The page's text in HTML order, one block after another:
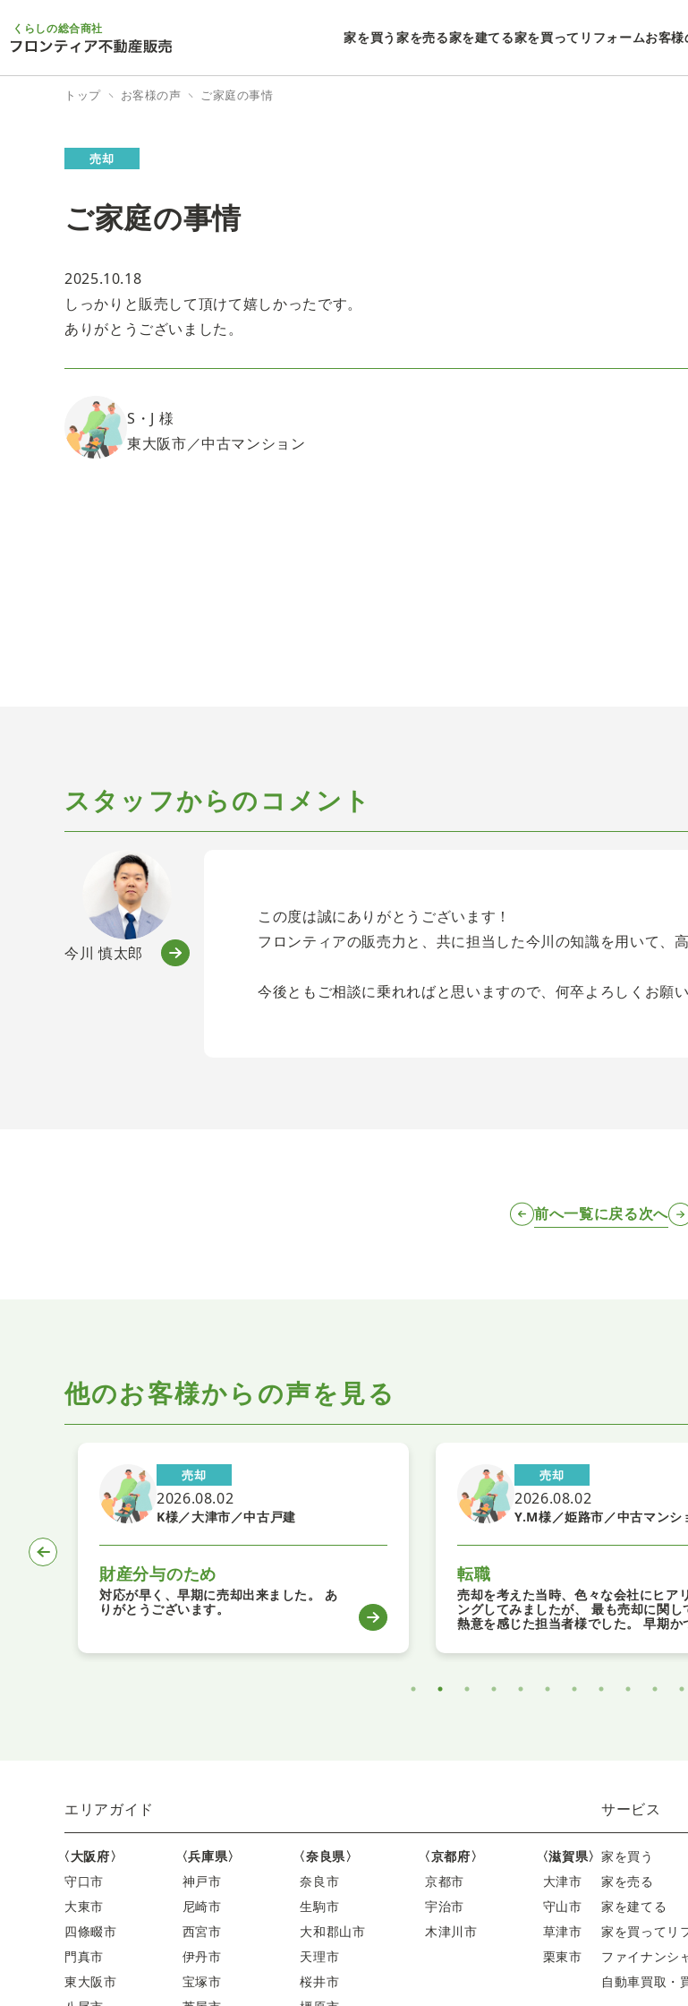
くらしの総合商社
家を買う 家を売る家を建てる家を買ってリフォームお客様
トップ お客様の声 ご家庭の事情
売却
ご家庭の事情
2025.10.18
しっかりと販売して頂けて嬉しかったです。
ありがとうございました。
S・J 様
東大阪市／中古マンション
スタッフからのコメント
今川 慎太郎
この度は誠にありがとうございます！
フロンティアの販売力と、共に担当した今川の知識を用いて、
今後ともご相談に乗れればと思いますので、何卒よろしくお願い
前へ一覧に戻る次へ
他のお客様からの声を見る
売却
2026.08.02
K様／大津市／中古戸建
財産分与のため
対応が早く、早期に売却出来ました。 あ
りがとうございます。
売却
2026.08.02
Y.M様／姫路市／中古マンシ
転職
売却を考えた当時、色々な会社にヒアリ
ングしてみましたが、 最も売却に関し
熱意を感じた担当者様でした。 早期か
ドバイスを 迅速かつ丁寧に頂きまして
エリアガイド
〈大阪府〉
守口市
大東市
四條畷市
門真市
東大阪市
〈兵庫県〉
神戸市
尼崎市
西宮市
伊丹市
宝塚市
〈奈良県〉
奈良市
生駒市
大和郡山市
天理市
桜井市
〈京都府〉
京都市
宇治市
木津川市
〈滋賀県〉
大津市
守山市
草津市
栗東市
サービス
家を買う
家を売る
家を建てる
家を買ってリ
ファイナンシ
自動車買取・